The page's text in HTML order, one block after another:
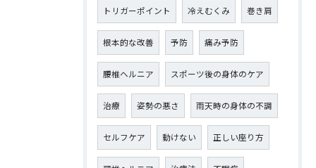
トリガーポイント 冷えむくみ 巻き肩
根本的な改善 予防 痛み予防
腰椎ヘルニア スポーツ後の身体のケア
治療 姿勢の悪さ 雨天時の身体の不調
セルフケア 動けない 正しい座り方